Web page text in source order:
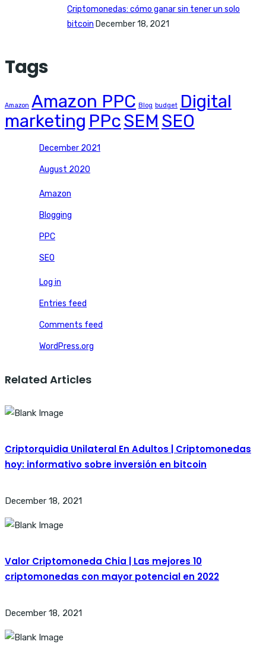
Criptomonedas: cómo ganar sin tener un solo
bitcoin December 18, 2021
Tags
Amazon Amazon PPC Blog budget Digital
marketing PPcSEM SEO
December 2021
August 2020
Amazon
Blogging
PPC
SEO
Log in
Entries feed
Comments feed
WordPress.org
Related Articles
Criptorquidia Unilateral En Adultos | Criptomonedas
hoy: informativo sobre inversión en bitcoin
December 18, 2021
Valor Criptomoneda Chia | Las mejores 10
criptomonedas con mayor potencial en 2022
December 18, 2021